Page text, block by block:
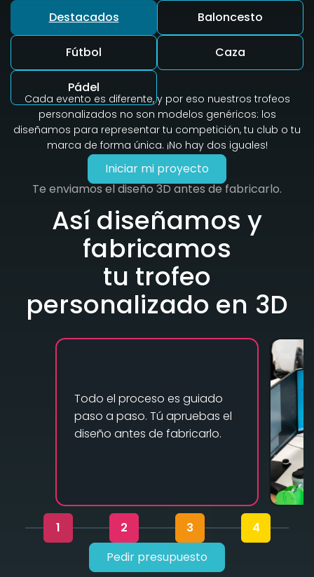
Destacados Baloncesto
Fútbol Caza
Pádel
Cada evento es diferente, y por eso nuestros trofeos
personalizados no son modelos genéricos: los
diseñamos para representar tu competición, tu club o tu
marca de forma única. ¡No hay dos iguales!
Iniciar mi proyecto
Te enviamos el diseño 3D antes de fabricarlo.
Así diseñamos y
fabricamos
tu trofeo
personalizado en 3D
Todo el proceso es guiado
paso a paso. Tú apruebas el
diseño antes de fabricarlo.
1 2 3
4
Pedir presupuesto